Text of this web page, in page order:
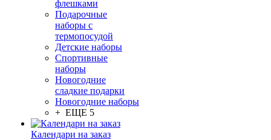
флешками
Подарочные
наборы с
термопосудой
Детские наборы
Спортивные
наборы
Новогодние
сладкие подарки
Новогодние наборы
+ ЕЩЕ 5
Календари на заказ